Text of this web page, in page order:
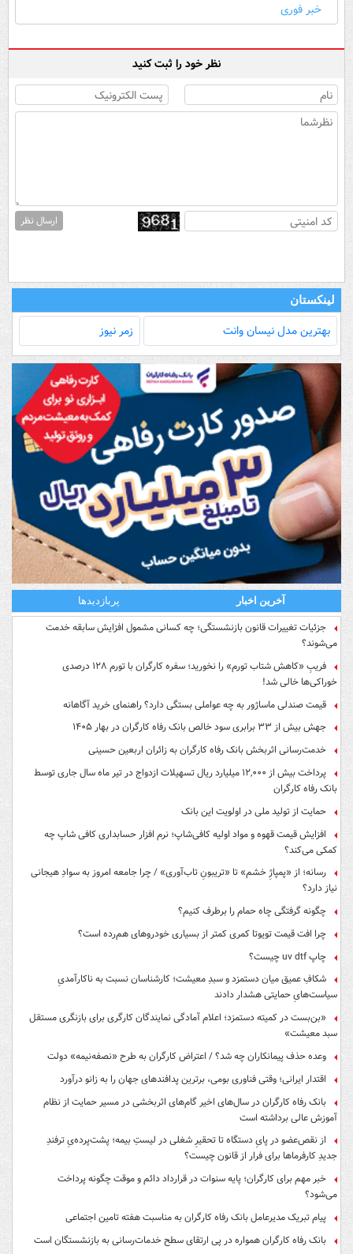
خبر فوری
نظر خود را ثبت کنید
ارسال نظر
لینکستان
بهترین مدل‌ نیسان وانت زمر نیوز
آخرین اخبار پربازدیدها
جزئیات تغییرات قانون بازنشستگی؛ چه کسانی مشمول افزایش سابقه خدمت
می‌شوند؟
فریبِ «کاهش شتاب تورم» را نخورید؛ سفره کارگران با تورم ۱۲۸ درصدی
خوراکی‌ها خالی شد!
قیمت صندلی ماساژور به چه عواملی بستگی دارد؟ راهنمای خرید آگاهانه
جهش بیش از ۳۳ برابری سود خالص بانک رفاه کارگران در بهار ۱۴۰۵
خدمت‌رسانی اثربخش بانک رفاه کارگران به زائران اربعین حسینی
پرداخت بیش از ۱۲,۰۰۰ میلیارد ریال تسهیلات ازدواج در تیر ماه سال جاری توسط
بانک رفاه کارگران
حمایت از تولید ملی در اولویت این بانک
افزایش قیمت قهوه و مواد اولیه کافی‌شاپ؛ نرم افزار حسابداری کافی شاپ چه
کمکی می‌کند؟
رسانه؛ از «پمپاژِ خشم» تا «تریبونِ تاب‌آوری» / چرا جامعه امروز به سوادِ هیجانی
نیاز دارد؟
چگونه گرفتگی چاه حمام را برطرف کنیم؟
چرا افت قیمت تویوتا کمری کمتر از بسیاری خودروهای هم‌رده است؟
چاپ uv dtf چیست؟
شکافِ عمیق میان دستمزد و سبدِ معیشت؛ کارشناسان نسبت به ناکارآمدیِ
سیاست‌هایِ حمایتی هشدار دادند
«بن‌بست در کمیته دستمزد؛ اعلام آمادگی نمایندگان کارگری برای بازنگری مستقل
سبد معیشت»
وعده حذف پیمانکاران چه شد؟ / اعتراض کارگران به طرح «نصفه‌نیمه» دولت
اقتدار ایرانی؛ وقتی فناوری بومی، برترین پدافندهای جهان را به زانو درآورد
بانک رفاه کارگران در سال‌های اخیر گام‌های اثربخشی در مسیر حمایت از نظام
آموزش عالی برداشته است
از نقص‌عضو در پایِ دستگاه تا تحقیرِ شغلی در لیستِ بیمه؛ پشت‌پرده‌یِ ترفندِ
جدیدِ کارفرماها برای فرار از قانون چیست؟
خبر مهم برای کارگران؛ پایه سنوات در قرارداد دائم و موقت چگونه پرداخت
می‌شود؟
پیام تبریک مدیرعامل بانک رفاه کارگران به مناسبت هفته تامین اجتماعی
بانک رفاه کارگران همواره در پی ارتقای سطح خدمات‌رسانی به بازنشستگان است